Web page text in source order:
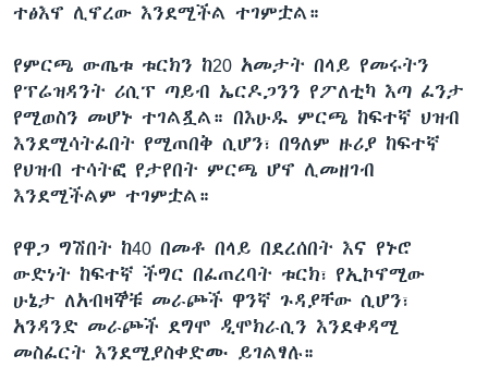
ተፅእኖ ሊኖረው እንደሚችል ተገምቷል።
የምርጫ ውጤቱ ቱርክን ከ20 አመታት በላይ የመሩትን
የፕሬዝዳንት ሪሲፕ ጣይብ ኤርዶጋንን የፖለቲካ እጣ ፈንታ
የሚወስን መሆኑ ተገልጿል። በእሁዱ ምርጫ ከፍተኛ ህዝብ
እንደሚሳትፈበት የሚጠበቅ ሲሆን፣ በዓለም ዙሪያ ከፍተኛ
የህዝብ ተሳትፎ የታየበት ምርጫ ሆኖ ሊመዘገብ
እንደሚችልም ተገምቷል።
የዋጋ ግሽበት ከ40 በመቶ በላይ በደረሰበት እና የኑሮ
ውድነት ከፍተኛ ችግር በፈጠረባት ቱርክ፣ የኢኮኖሚው
ሁኔታ ለአብዛኞቹ መራጮች ዋንኛ ጉዳያቸው ሲሆን፣
አንዳንድ መራጮች ደግሞ ዲሞክራሲን እንደቀዳሚ
መስፈርት እንደሚያስቀድሙ ይገልፃሉ።